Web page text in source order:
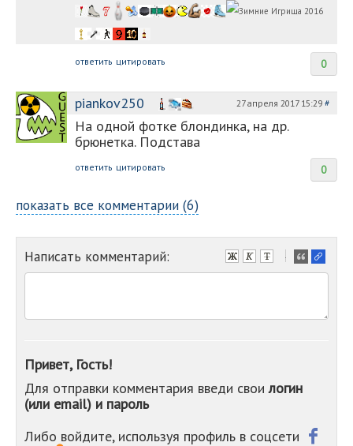
0
ответить цитировать
piankov250 27 апреля 2017 15:29 #
На одной фотке блондинка, на др.
брюнетка. Подстава
0
ответить цитировать
показать все комментарии (6)
Написать комментарий:
-
-
-
-
Привет, Гость!
Для отправки комментария введи своилогин
(или email) и пароль
Либо войдите, используя профиль в соцсети